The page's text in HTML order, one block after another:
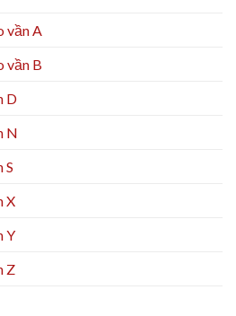
vần A
vần B
D
N
S
X
Y
Z